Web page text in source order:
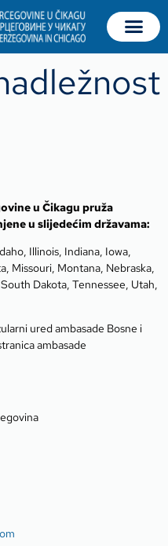
u Čikagu pruža
u slijedećim državama:
Illinois, Indiana, Iowa,
Missouri, Montana, Nebraska,
Dakota, Tennessee, Utah,
ured ambasade Bosne i
ambasade